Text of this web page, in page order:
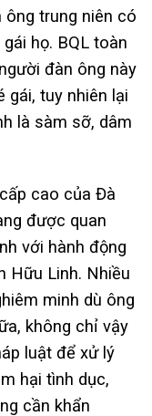
trung niên có
họ. BQL toàn
đàn ông này
gái, tuy nhiên lại
là sàm sỡ, dâm
cao của Đà
được quan
với hành động
Hữu Linh. Nhiều
minh dù ông
không chỉ vậy
luật để xử lý
hại tình dục,
cần khẩn